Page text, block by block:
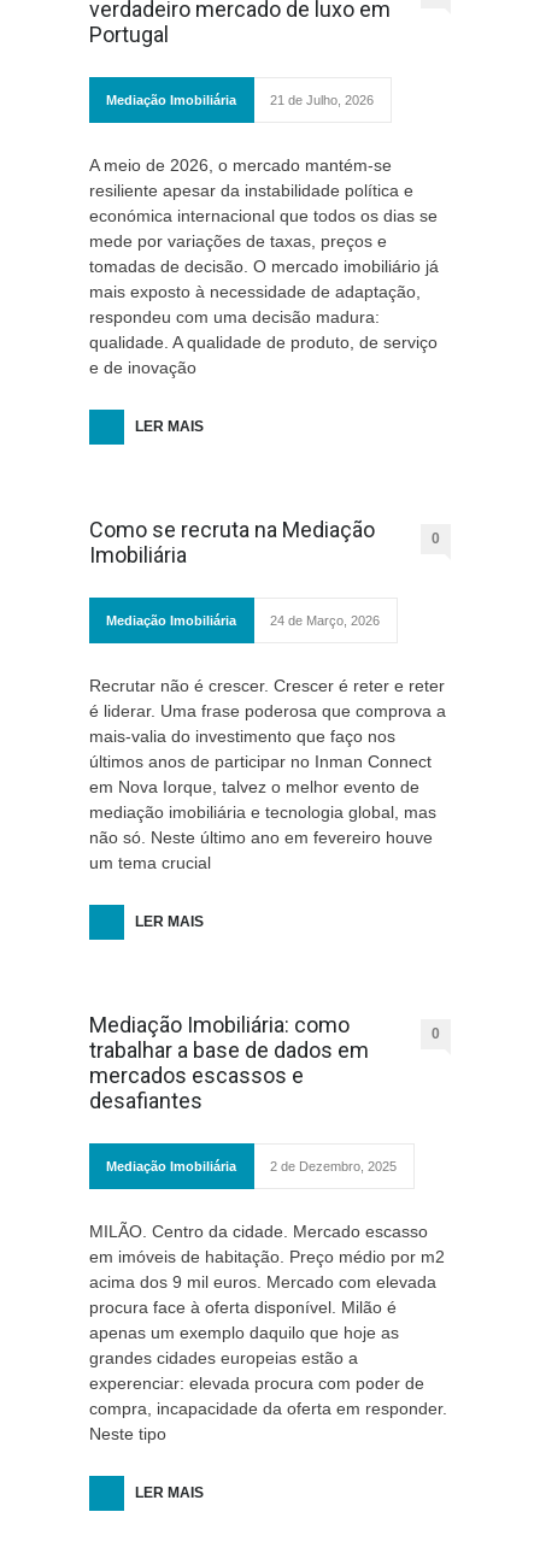
verdadeiro mercado de luxo em
Portugal
Mediação Imobiliária 21 de Julho, 2026
A meio de 2026, o mercado mantém-se
resiliente apesar da instabilidade política e
económica internacional que todos os dias se
mede por variações de taxas, preços e
tomadas de decisão. O mercado imobiliário já
mais exposto à necessidade de adaptação,
respondeu com uma decisão madura:
qualidade. A qualidade de produto, de serviço
e de inovação
LER MAIS
Como se recruta na Mediação
Imobiliária
0
Mediação Imobiliária 24 de Março, 2026
Recrutar não é crescer. Crescer é reter e reter
é liderar. Uma frase poderosa que comprova a
mais-valia do investimento que faço nos
últimos anos de participar no Inman Connect
em Nova Iorque, talvez o melhor evento de
mediação imobiliária e tecnologia global, mas
não só. Neste último ano em fevereiro houve
um tema crucial
LER MAIS
Mediação Imobiliária: como
trabalhar a base de dados em
mercados escassos e
desafiantes
0
Mediação Imobiliária 2 de Dezembro, 2025
MILÃO. Centro da cidade. Mercado escasso
em imóveis de habitação. Preço médio por m2
acima dos 9 mil euros. Mercado com elevada
procura face à oferta disponível. Milão é
apenas um exemplo daquilo que hoje as
grandes cidades europeias estão a
experenciar: elevada procura com poder de
compra, incapacidade da oferta em responder.
Neste tipo
LER MAIS